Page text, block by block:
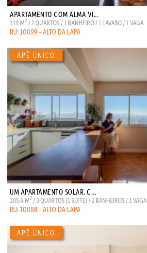
APARTAMENTO COM ALMA VI...
119 M2 / 2 QUARTOS / 1 BANHEIRO / 1 LAVABO / 1 VAGA
RU: 10099 - ALTO DA LAPA
UM APARTAMENTO SOLAR, C...
105.4 M2 / 3 QUARTOS (1 SUITE) / 2 BANHEIROS / 1 VAGA
RU: 10088 - ALTO DA LAPA